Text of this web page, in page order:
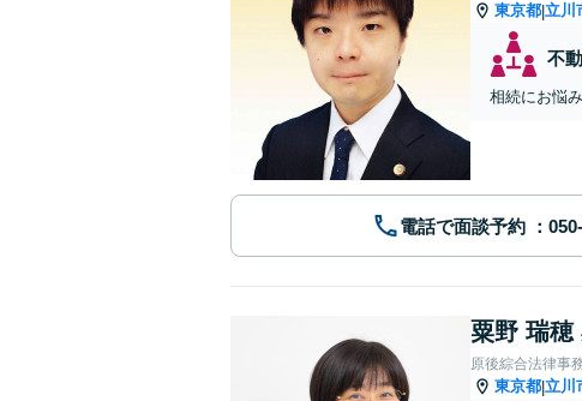
東京都|立川
不
相続にお悩
電話で面談予約
粟野 瑞穂
原後綜合法律事
東京都|立川